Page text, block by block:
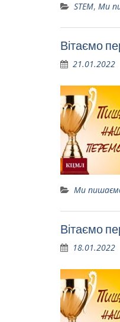
STEM, Ми
Вітаємо
21.01.2022
Ми
Вітаємо
18.01.2022